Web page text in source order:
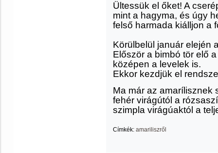
Ültessük el őket! A
mint a hagyma, és úgy
felső harmada kiálljon a
Körülbelül január elején
Először a bimbó tör elő
középen a levelek is.
Ekkor kezdjük el
Ma már az amarílisznek
fehér virágútól a
szimpla virágúaktól a
Címkék: amariliszről